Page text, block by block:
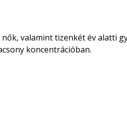
valamint tizenkét év alatti
koncentrációban.